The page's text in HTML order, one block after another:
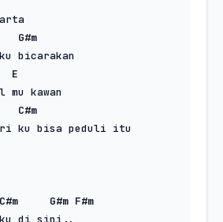
G#m
E
C#m
ku bisa peduli itu
C#m G#m F#m